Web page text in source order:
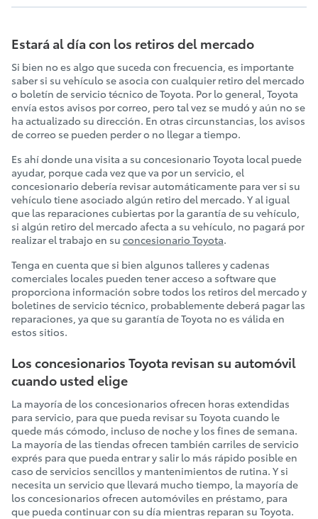
Estará al día con los retiros del mercado
Si bien no es algo que suceda con frecuencia, es importante
saber si su vehículo se asocia con cualquier retiro del mercado
o boletín de servicio técnico de Toyota. Por lo general, Toyota
envía estos avisos por correo, pero tal vez se mudó y aún no se
ha actualizado su dirección. En otras circunstancias, los avisos
de correo se pueden perder o no llegar a tiempo.
Es ahí donde una visita a su concesionario Toyota local puede
ayudar, porque cada vez que va por un servicio, el
concesionario debería revisar automáticamente para ver si su
vehículo tiene asociado algún retiro del mercado. Y al igual
que las reparaciones cubiertas por la garantía de su vehículo,
si algún retiro del mercado afecta a su vehículo, no pagará por
realizar el trabajo en su concesionario Toyota.
Tenga en cuenta que si bien algunos talleres y cadenas
comerciales locales pueden tener acceso a software que
proporciona información sobre todos los retiros del mercado y
boletines de servicio técnico, probablemente deberá pagar las
reparaciones, ya que su garantía de Toyota no es válida en
estos sitios.
Los concesionarios Toyota revisan su automóvil
cuando usted elige
La mayoría de los concesionarios ofrecen horas extendidas
para servicio, para que pueda revisar su Toyota cuando le
quede más cómodo, incluso de noche y los fines de semana.
La mayoría de las tiendas ofrecen también carriles de servicio
exprés para que pueda entrar y salir lo más rápido posible en
caso de servicios sencillos y mantenimientos de rutina. Y si
necesita un servicio que llevará mucho tiempo, la mayoría de
los concesionarios ofrecen automóviles en préstamo, para
que pueda continuar con su día mientras reparan su Toyota.